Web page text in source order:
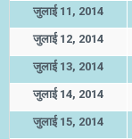
जुलाई 11, 2014
जुलाई 12, 2014
जुलाई 13, 2014
जुलाई 14, 2014
जुलाई 15, 2014